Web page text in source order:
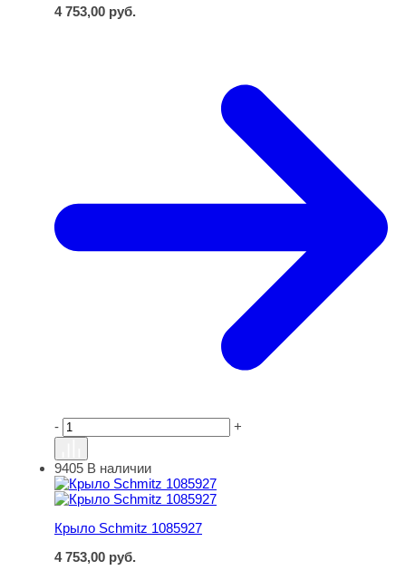
4 753,00 руб.
- +
Крыло Schmitz 1085927
9405 В наличии
Крыло Schmitz 1085927
4 753,00 руб.